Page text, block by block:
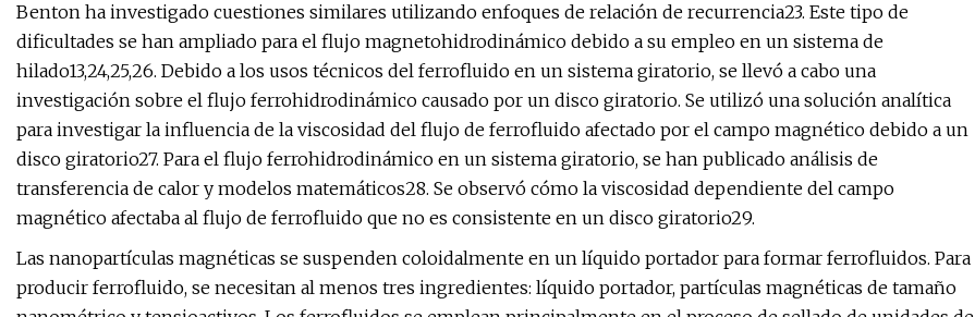
Benton ha investigado cuestiones similares utilizando enfoques de relación de recurrencia23. Este tipo de
dificultades se han ampliado para el flujo magnetohidrodinámico debido a su empleo en un sistema de
hilado13,24,25,26. Debido a los usos técnicos del ferrofluido en un sistema giratorio, se llevó a cabo una
investigación sobre el flujo ferrohidrodinámico causado por un disco giratorio. Se utilizó una solución analítica
para investigar la influencia de la viscosidad del flujo de ferrofluido afectado por el campo magnético debido a un
disco giratorio27. Para el flujo ferrohidrodinámico en un sistema giratorio, se han publicado análisis de
transferencia de calor y modelos matemáticos28. Se observó cómo la viscosidad dependiente del campo
magnético afectaba al flujo de ferrofluido que no es consistente en un disco giratorio29.
Las nanopartículas magnéticas se suspenden coloidalmente en un líquido portador para formar ferrofluidos. Para
producir ferrofluido, se necesitan al menos tres ingredientes: líquido portador, partículas magnéticas de tamaño